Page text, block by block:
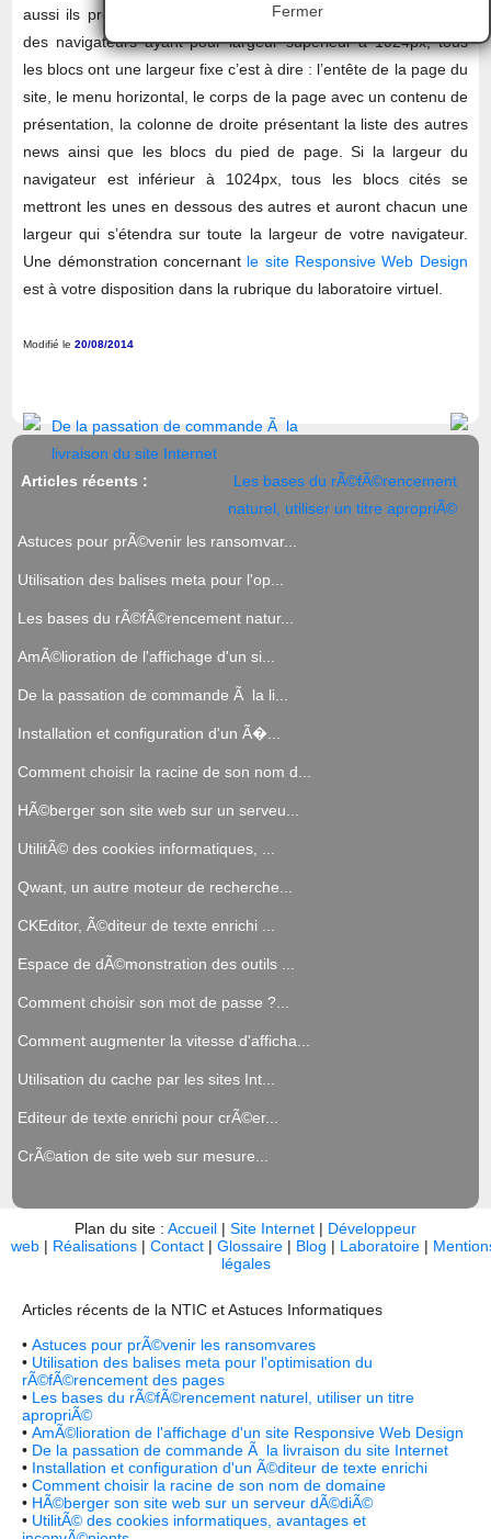
aussi ils prennent toute la largeur du navigateur. Dans le cas
des navigateurs ayant pour largeur supérieur à 1024px, tous
les blocs ont une largeur fixe c’est à dire : l’entête de la page du
site, le menu horizontal, le corps de la page avec un contenu de
présentation, la colonne de droite présentant la liste des autres
news ainsi que les blocs du pied de page. Si la largeur du
navigateur est inférieur à 1024px, tous les blocs cités se
mettront les unes en dessous des autres et auront chacun une
largeur qui s’étendra sur toute la largeur de votre navigateur.
Une démonstration concernant le site Responsive Web Design
est à votre disposition dans la rubrique du laboratoire virtuel.
Modifié le20/08/2014
De la passation de commande Ã la
livraison du site Internet
Les bases du rÃ©fÃ©rencement
naturel, utiliser un titre apropriÃ©
Articles récents :
Astuces pour prÃ©venir les ransomvar...
Utilisation des balises meta pour l'op...
Les bases du rÃ©fÃ©rencement natur...
AmÃ©lioration de l'affichage d'un si...
De la passation de commande Ã la li...
Installation et configuration d'un Ã�...
Comment choisir la racine de son nom d...
HÃ©berger son site web sur un serveu...
UtilitÃ© des cookies informatiques, ...
Qwant, un autre moteur de recherche...
CKEditor, Ã©diteur de texte enrichi ...
Espace de dÃ©monstration des outils ...
Comment choisir son mot de passe ?...
Comment augmenter la vitesse d'afficha...
Utilisation du cache par les sites Int...
Editeur de texte enrichi pour crÃ©er...
CrÃ©ation de site web sur mesure...
Plan du site : Accueil | Site Internet | Développeur
web | Réalisations | Contact | Glossaire | Blog | Laboratoire |
légales
Articles récents de la NTIC et Astuces Informatiques
• Astuces pour prÃ©venir les ransomvares
• Utilisation des balises meta pour l'optimisation du
rÃ©fÃ©rencement des pages
• Les bases du rÃ©fÃ©rencement naturel, utiliser un titre
apropriÃ©
• AmÃ©lioration de l'affichage d'un site Responsive Web Design
• De la passation de commande Ã la livraison du site Internet
• Installation et configuration d'un Ã©diteur de texte enrichi
• Comment choisir la racine de son nom de domaine
• HÃ©berger son site web sur un serveur dÃ©diÃ©
• UtilitÃ© des cookies informatiques, avantages et
Fermer